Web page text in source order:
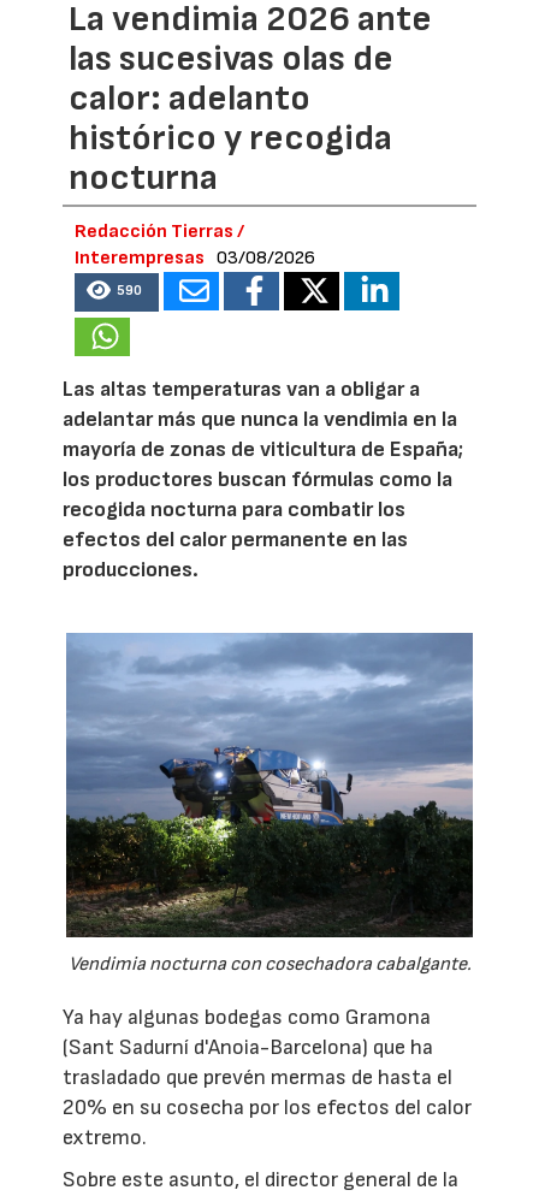
La vendimia 2026 ante
las sucesivas olas de
calor: adelanto
histórico y recogida
nocturna
Redacción Tierras /
Interempresas
03/08/2026
590
Las altas temperaturas van a obligar a
adelantar más que nunca la vendimia en la
mayoría de zonas de viticultura de España;
los productores buscan fórmulas como la
recogida nocturna para combatir los
efectos del calor permanente en las
producciones.
Vendimia nocturna con cosechadora cabalgante.
Ya hay algunas bodegas como Gramona
(Sant Sadurní d'Anoia-Barcelona) que ha
trasladado que prevén mermas de hasta el
20% en su cosecha por los efectos del calor
extremo.
Sobre este asunto, el director general de la